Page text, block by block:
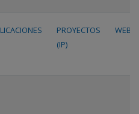
PROYECTOS
(IP)
WEB